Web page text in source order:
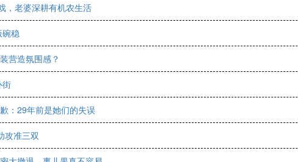
，老婆深耕有机农生活
稳
营造氛围感？
街
：29年前是她们的失误
攻准三双